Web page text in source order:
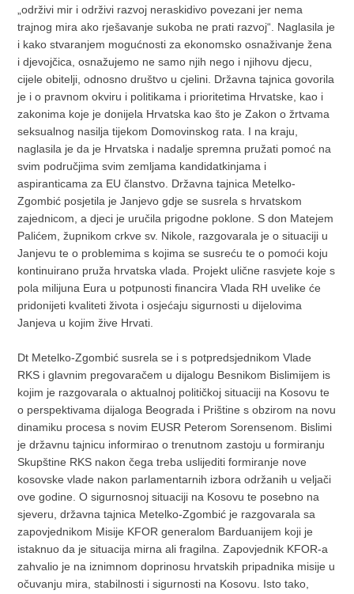
„održivi mir i održivi razvoj neraskidivo povezani jer nema
trajnog mira ako rješavanje sukoba ne prati razvoj“. Naglasila je
i kako stvaranjem mogućnosti za ekonomsko osnaživanje žena
i djevojčica, osnažujemo ne samo njih nego i njihovu djecu,
cijele obitelji, odnosno društvo u cjelini. Državna tajnica govorila
je i o pravnom okviru i politikama i prioritetima Hrvatske, kao i
zakonima koje je donijela Hrvatska kao što je Zakon o žrtvama
seksualnog nasilja tijekom Domovinskog rata. I na kraju,
naglasila je da je Hrvatska i nadalje spremna pružati pomoć na
svim područjima svim zemljama kandidatkinjama i
aspiranticama za EU članstvo. Državna tajnica Metelko-
Zgombić posjetila je Janjevo gdje se susrela s hrvatskom
zajednicom, a djeci je uručila prigodne poklone. S don Matejem
Palićem, župnikom crkve sv. Nikole, razgovarala je o situaciji u
Janjevu te o problemima s kojima se susreću te o pomoći koju
kontinuirano pruža hrvatska vlada. Projekt ulične rasvjete koje s
pola milijuna Eura u potpunosti financira Vlada RH uvelike će
pridonijeti kvaliteti života i osjećaju sigurnosti u dijelovima
Janjeva u kojim žive Hrvati.
Dt Metelko-Zgombić susrela se i s potpredsjednikom Vlade
RKS i glavnim pregovaračem u dijalogu Besnikom Bislimijem is
kojim je razgovarala o aktualnoj političkoj situaciji na Kosovu te
o perspektivama dijaloga Beograda i Prištine s obzirom na novu
dinamiku procesa s novim EUSR Peterom Sorensenom. Bislimi
je državnu tajnicu informirao o trenutnom zastoju u formiranju
Skupštine RKS nakon čega treba uslijediti formiranje nove
kosovske vlade nakon parlamentarnih izbora održanih u veljači
ove godine. O sigurnosnoj situaciji na Kosovu te posebno na
sjeveru, državna tajnica Metelko-Zgombić je razgovarala sa
zapovjednikom Misije KFOR generalom Barduanijem koji je
istaknuo da je situacija mirna ali fragilna. Zapovjednik KFOR-a
zahvalio je na iznimnom doprinosu hrvatskih pripadnika misije u
očuvanju mira, stabilnosti i sigurnosti na Kosovu. Isto tako,